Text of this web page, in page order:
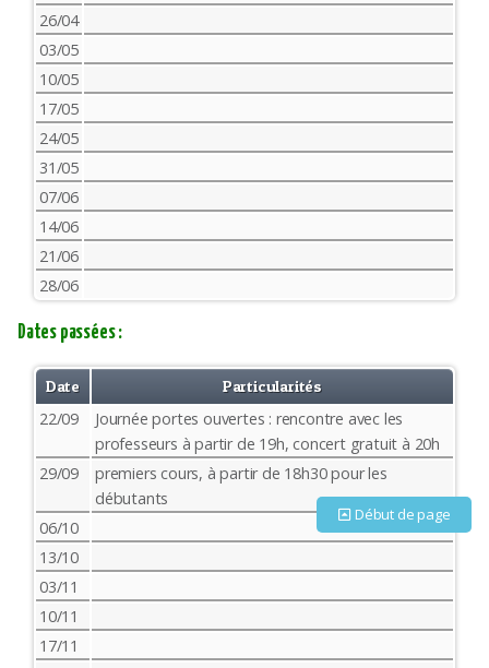
Début de page
26/04
03/05
10/05
17/05
24/05
31/05
07/06
14/06
21/06
28/06
Dates passées :
Date Particularités
22/09
Journée portes ouvertes : rencontre avec les
professeurs à partir de 19h, concert gratuit à 20h
29/09
premiers cours, à partir de 18h30 pour les
débutants
06/10
13/10
03/11
10/11
17/11